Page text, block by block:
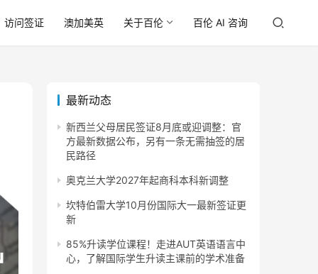
访问签证 澳加美英 关于百伦 百伦 AI 咨询
最新动态
新西兰父母居民签证8月底或迎调整：官
方最新数据公布，另有一条无需抽签的居
民路径
奥克兰大学2027年起商科本科新调整
坎特伯雷大学10月份国际大一最新签证更
新
85%升读学位课程！走进AUT英语语言中
心，了解国际学生升读主课前的学术准备